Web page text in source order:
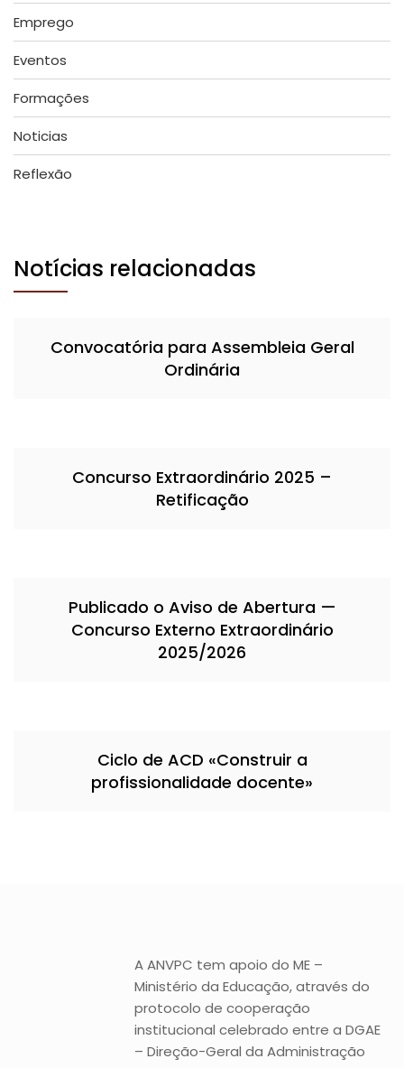
Emprego
Eventos
Formações
Noticias
Reflexão
Notícias relacionadas
Convocatória para Assembleia Geral
Ordinária
Concurso Extraordinário 2025 –
Retificação
Publicado o Aviso de Abertura —
Concurso Externo Extraordinário
2025/2026
Ciclo de ACD «Construir a
profissionalidade docente»
A ANVPC tem apoio do ME –
Ministério da Educação, através do
protocolo de cooperação
institucional celebrado entre a DGAE
– Direção-Geral da Administração